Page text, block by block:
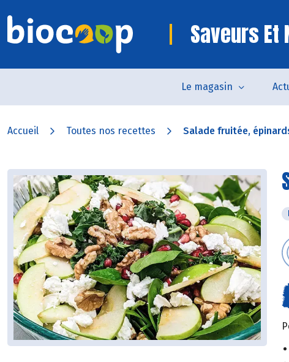
Saveurs Et
Le magasin
Accueil Toutes nos recettes Salade fruitée,